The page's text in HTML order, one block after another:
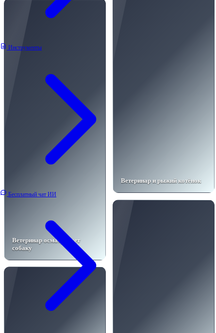
Инструменты
Бесплатный чат ИИ
Ветеринар и рыжий котёнок
Ветеринар осматривает
собаку